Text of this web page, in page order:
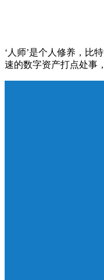
‘人师’是个人修养，比
速的数字资产打点处事